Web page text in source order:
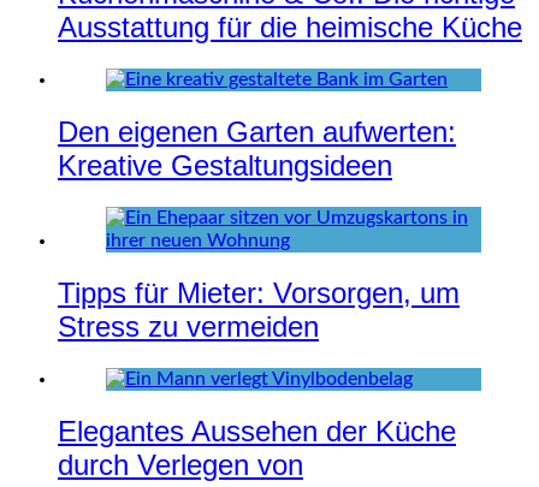
Ausstattung für die heimische Küche
Den eigenen Garten aufwerten:
Kreative Gestaltungsideen
Tipps für Mieter: Vorsorgen, um
Stress zu vermeiden
Elegantes Aussehen der Küche
durch Verlegen von